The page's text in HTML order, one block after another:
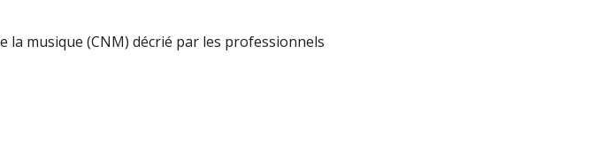
la musique (CNM) décrié par les professionnels